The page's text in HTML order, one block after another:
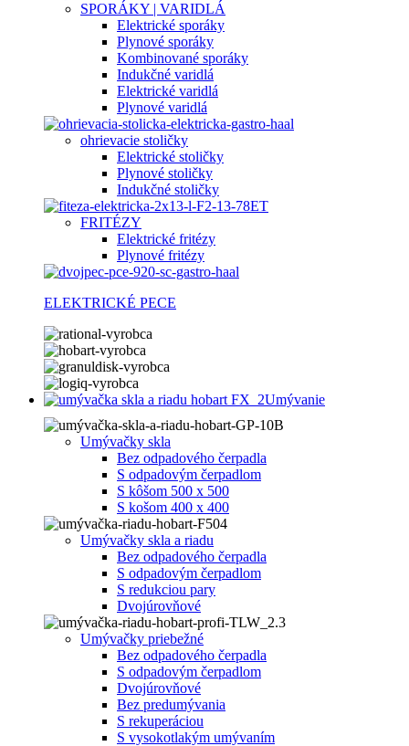
SPORÁKY | VARIDLÁ
Elektrické sporáky
Plynové sporáky
Kombinované sporáky
Indukčné varidlá
Elektrické varidlá
Plynové varidlá
ohrievacie stoličky
Elektrické stoličky
Plynové stoličky
Indukčné stoličky
FRITÉZY
Elektrické fritézy
Plynové fritézy
ELEKTRICKÉ PECE
Umývanie
Umývačky skla
Bez odpadového čerpadla
S odpadovým čerpadlom
S kôšom 500 x 500
S košom 400 x 400
Umývačky skla a riadu
Bez odpadového čerpadla
S odpadovým čerpadlom
S redukciou pary
Dvojúrovňové
Umývačky priebežné
Bez odpadového čerpadla
S odpadovým čerpadlom
Dvojúrovňové
Bez predumývania
S rekuperáciou
S vysokotlakým umývaním